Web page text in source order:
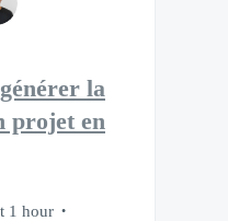
la
projet en
1 hour